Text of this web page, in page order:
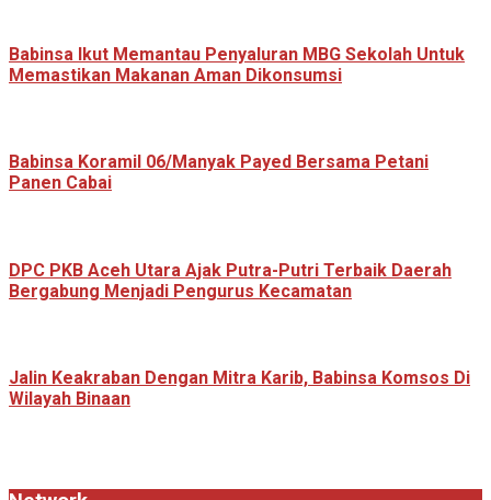
Babinsa Ikut Memantau Penyaluran MBG Sekolah Untuk
Memastikan Makanan Aman Dikonsumsi
Babinsa Koramil 06/Manyak Payed Bersama Petani
Panen Cabai
‎DPC PKB Aceh Utara Ajak Putra-Putri Terbaik Daerah
Bergabung Menjadi Pengurus Kecamatan
Jalin Keakraban Dengan Mitra Karib, Babinsa Komsos Di
Wilayah Binaan